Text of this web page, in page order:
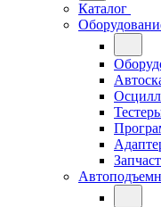
Каталог